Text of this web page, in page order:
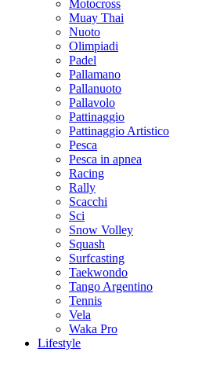
Motocross
Muay Thai
Nuoto
Olimpiadi
Padel
Pallamano
Pallanuoto
Pallavolo
Pattinaggio
Pattinaggio Artistico
Pesca
Pesca in apnea
Racing
Rally
Scacchi
Sci
Snow Volley
Squash
Surfcasting
Taekwondo
Tango Argentino
Tennis
Vela
Waka Pro
Lifestyle